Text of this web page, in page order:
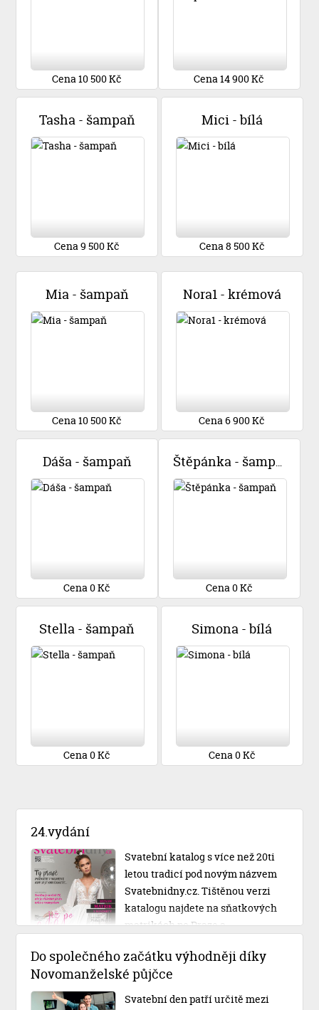
Cena 10 500 Kč Cena 14 900 Kč
Tasha - šampaň
Cena 9 500 Kč
Mici - bílá
Cena 8 500 Kč
Mia - šampaň
Cena 10 500 Kč
Nora1 - krémová
Cena 6 900 Kč
Dáša - šampaň
Cena 0 Kč
Štěpánka - šampaň
Cena 0 Kč
Stella - šampaň
Cena 0 Kč
Simona - bílá
Cena 0 Kč
24.vydání
Svatební katalog s více než 20ti
letou tradicí pod novým názvem
Svatebnidny.cz. Tištěnou verzi
katalogu najdete na sňatkových
matrikách po Praze a
Do společného začátku výhodněji díky
Novomanželské půjčce
Svatební den patří určitě mezi